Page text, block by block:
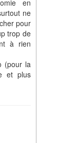
en
ne
pour
trop de
à rien
(pour la
et plus